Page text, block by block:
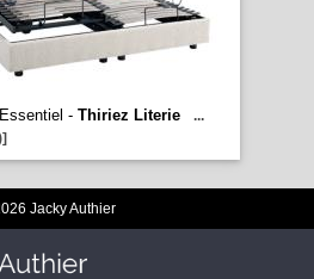
- Thiriez Literie
...
Jacky Authier